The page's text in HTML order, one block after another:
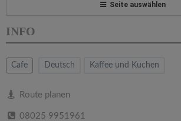
Seite auswählen
INFO
Cafe Deutsch Kaffee und Kuchen
Route planen
08025 9951961
a
v